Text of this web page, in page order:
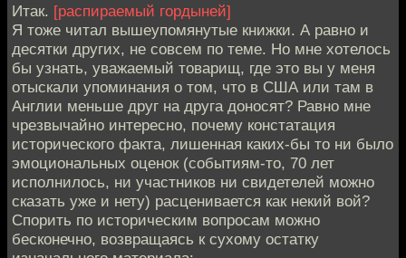
Итак. [распираемый гордыней]
Я тоже читал вышеупомянутые книжки. А равно и
десятки других, не совсем по теме. Но мне хотелось
бы узнать, уважаемый товарищ, где это вы у меня
отыскали упоминания о том, что в США или там в
Англии меньше друг на друга доносят? Равно мне
чрезвычайно интересно, почему констатация
исторического факта, лишенная каких-бы то ни было
эмоциональных оценок (событиям-то, 70 лет
исполнилось, ни участников ни свидетелей можно
сказать уже и нету) расценивается как некий вой?
Спорить по историческим вопросам можно
бесконечно, возвращаясь к сухому остатку